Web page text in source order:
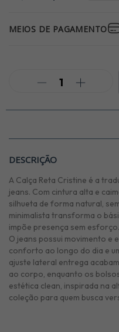
MEIOS DE PAGAMENTO
DESCRIÇÃO
A Calça Reta Cristine é a
jeans. Com cintura alta e
silhueta de forma natural,
minimalista transforma o
impõe presença sem esforço.
O jeans possui movimento e
conforto ao longo do dia e
ajuste lateral entrega
ao corpo, enquanto os
estética clean, inspirada na
coleção para quem busca